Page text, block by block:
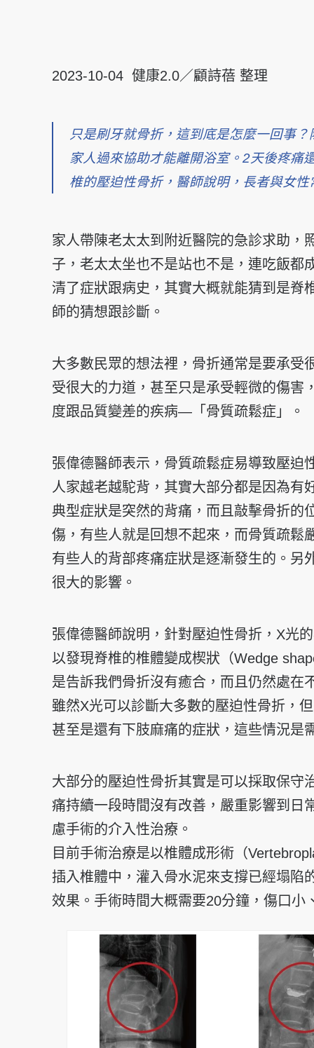
2023-10-04 健康2.0／顧詩蓓 整理
只是刷牙就骨折，這到底是怎麼一回事
家人過來協助才能離開浴室。2天後疼痛
椎的壓迫性骨折，醫師說明，長者與女
家人帶陳老太太到附近醫院的急診求助，
子，老太太坐也不是站也不是，連吃飯都
清了症狀跟病史，其實大概就能猜到是脊
師的猜想跟診斷。
大多數民眾的想法裡，骨折通常是要承受
受很大的力道，甚至只是承受輕微的傷害
度跟品質變差的疾病—「骨質疏鬆症」。
張偉德醫師表示，骨質疏鬆症易導致壓迫
人家越老越駝背，其實大部分都是因為有
典型症狀是突然的背痛，而且敲擊骨折的
傷，有些人就是回想不起來，而骨質疏鬆
有些人的背部疼痛症狀是逐漸發生的。另
很大的影響。
張偉德醫師說明，針對壓迫性骨折，X光
以發現脊椎的椎體變成楔狀（Wedge
是告訴我們骨折沒有癒合，而且仍然處在
雖然X光可以診斷大多數的壓迫性骨折，
甚至是還有下肢麻痛的症狀，這些情況是
大部分的壓迫性骨折其實是可以採取保守
痛持續一段時間沒有改善，嚴重影響到日
慮手術的介入性治療。
目前手術治療是以椎體成形術（
插入椎體中，灌入骨水泥來支撐已經塌陷
效果。手術時間大概需要20分鐘，傷口